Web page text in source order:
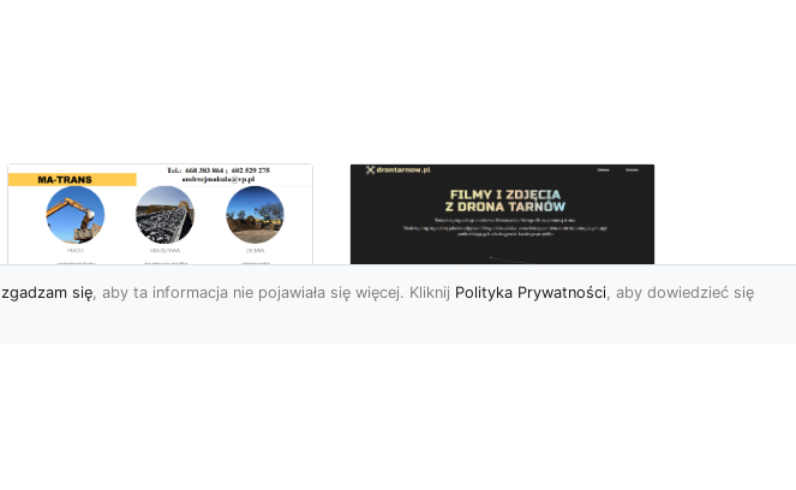
zgadzam się, aby ta informacja nie pojawiała się więcej. Kliknij Polityka Prywatności, aby dowiedzieć się